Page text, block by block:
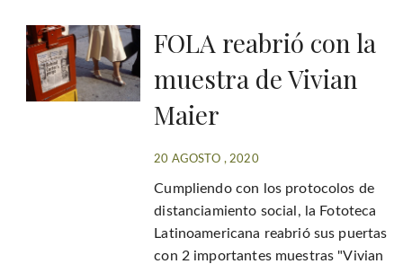
FOLA reabrió con la
muestra de Vivian
Maier
20 AGOSTO , 2020
Cumpliendo con los protocolos de
distanciamiento social, la Fototeca
Latinoamericana reabrió sus puertas
con 2 importantes muestras "Vivian